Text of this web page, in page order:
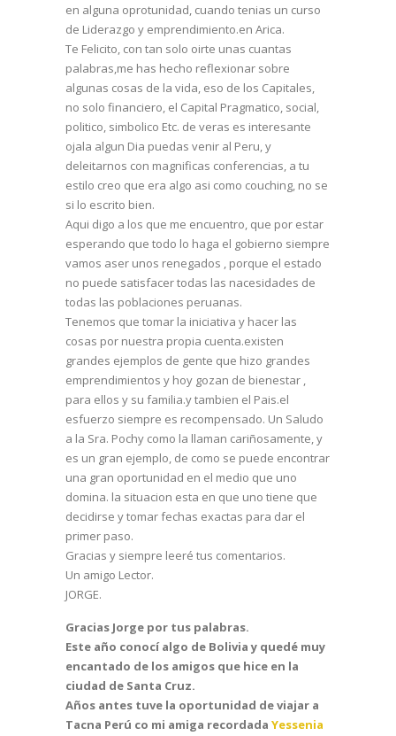
en alguna oprotunidad, cuando tenias un curso
de Liderazgo y emprendimiento.en Arica.
Te Felicito, con tan solo oirte unas cuantas
palabras,me has hecho reflexionar sobre
algunas cosas de la vida, eso de los Capitales,
no solo financiero, el Capital Pragmatico, social,
politico, simbolico Etc. de veras es interesante
ojala algun Dia puedas venir al Peru, y
deleitarnos con magnificas conferencias, a tu
estilo creo que era algo asi como couching, no se
si lo escrito bien.
Aqui digo a los que me encuentro, que por estar
esperando que todo lo haga el gobierno siempre
vamos aser unos renegados , porque el estado
no puede satisfacer todas las nacesidades de
todas las poblaciones peruanas.
Tenemos que tomar la iniciativa y hacer las
cosas por nuestra propia cuenta.existen
grandes ejemplos de gente que hizo grandes
emprendimientos y hoy gozan de bienestar ,
para ellos y su familia.y tambien el Pais.el
esfuerzo siempre es recompensado. Un Saludo
a la Sra. Pochy como la llaman cariñosamente, y
es un gran ejemplo, de como se puede encontrar
una gran oportunidad en el medio que uno
domina. la situacion esta en que uno tiene que
decidirse y tomar fechas exactas para dar el
primer paso.
Gracias y siempre leeré tus comentarios.
Un amigo Lector.
JORGE.
Gracias Jorge por tus palabras.
Este año conocí algo de Bolivia y quedé muy
encantado de los amigos que hice en la
ciudad de Santa Cruz.
Años antes tuve la oportunidad de viajar a
Tacna Perú co mi amiga recordada Yessenia